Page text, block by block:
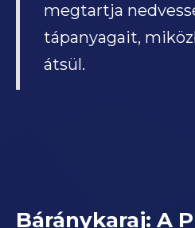
megtartja
tápanyagait,
átsül.
Báránykaraj: A